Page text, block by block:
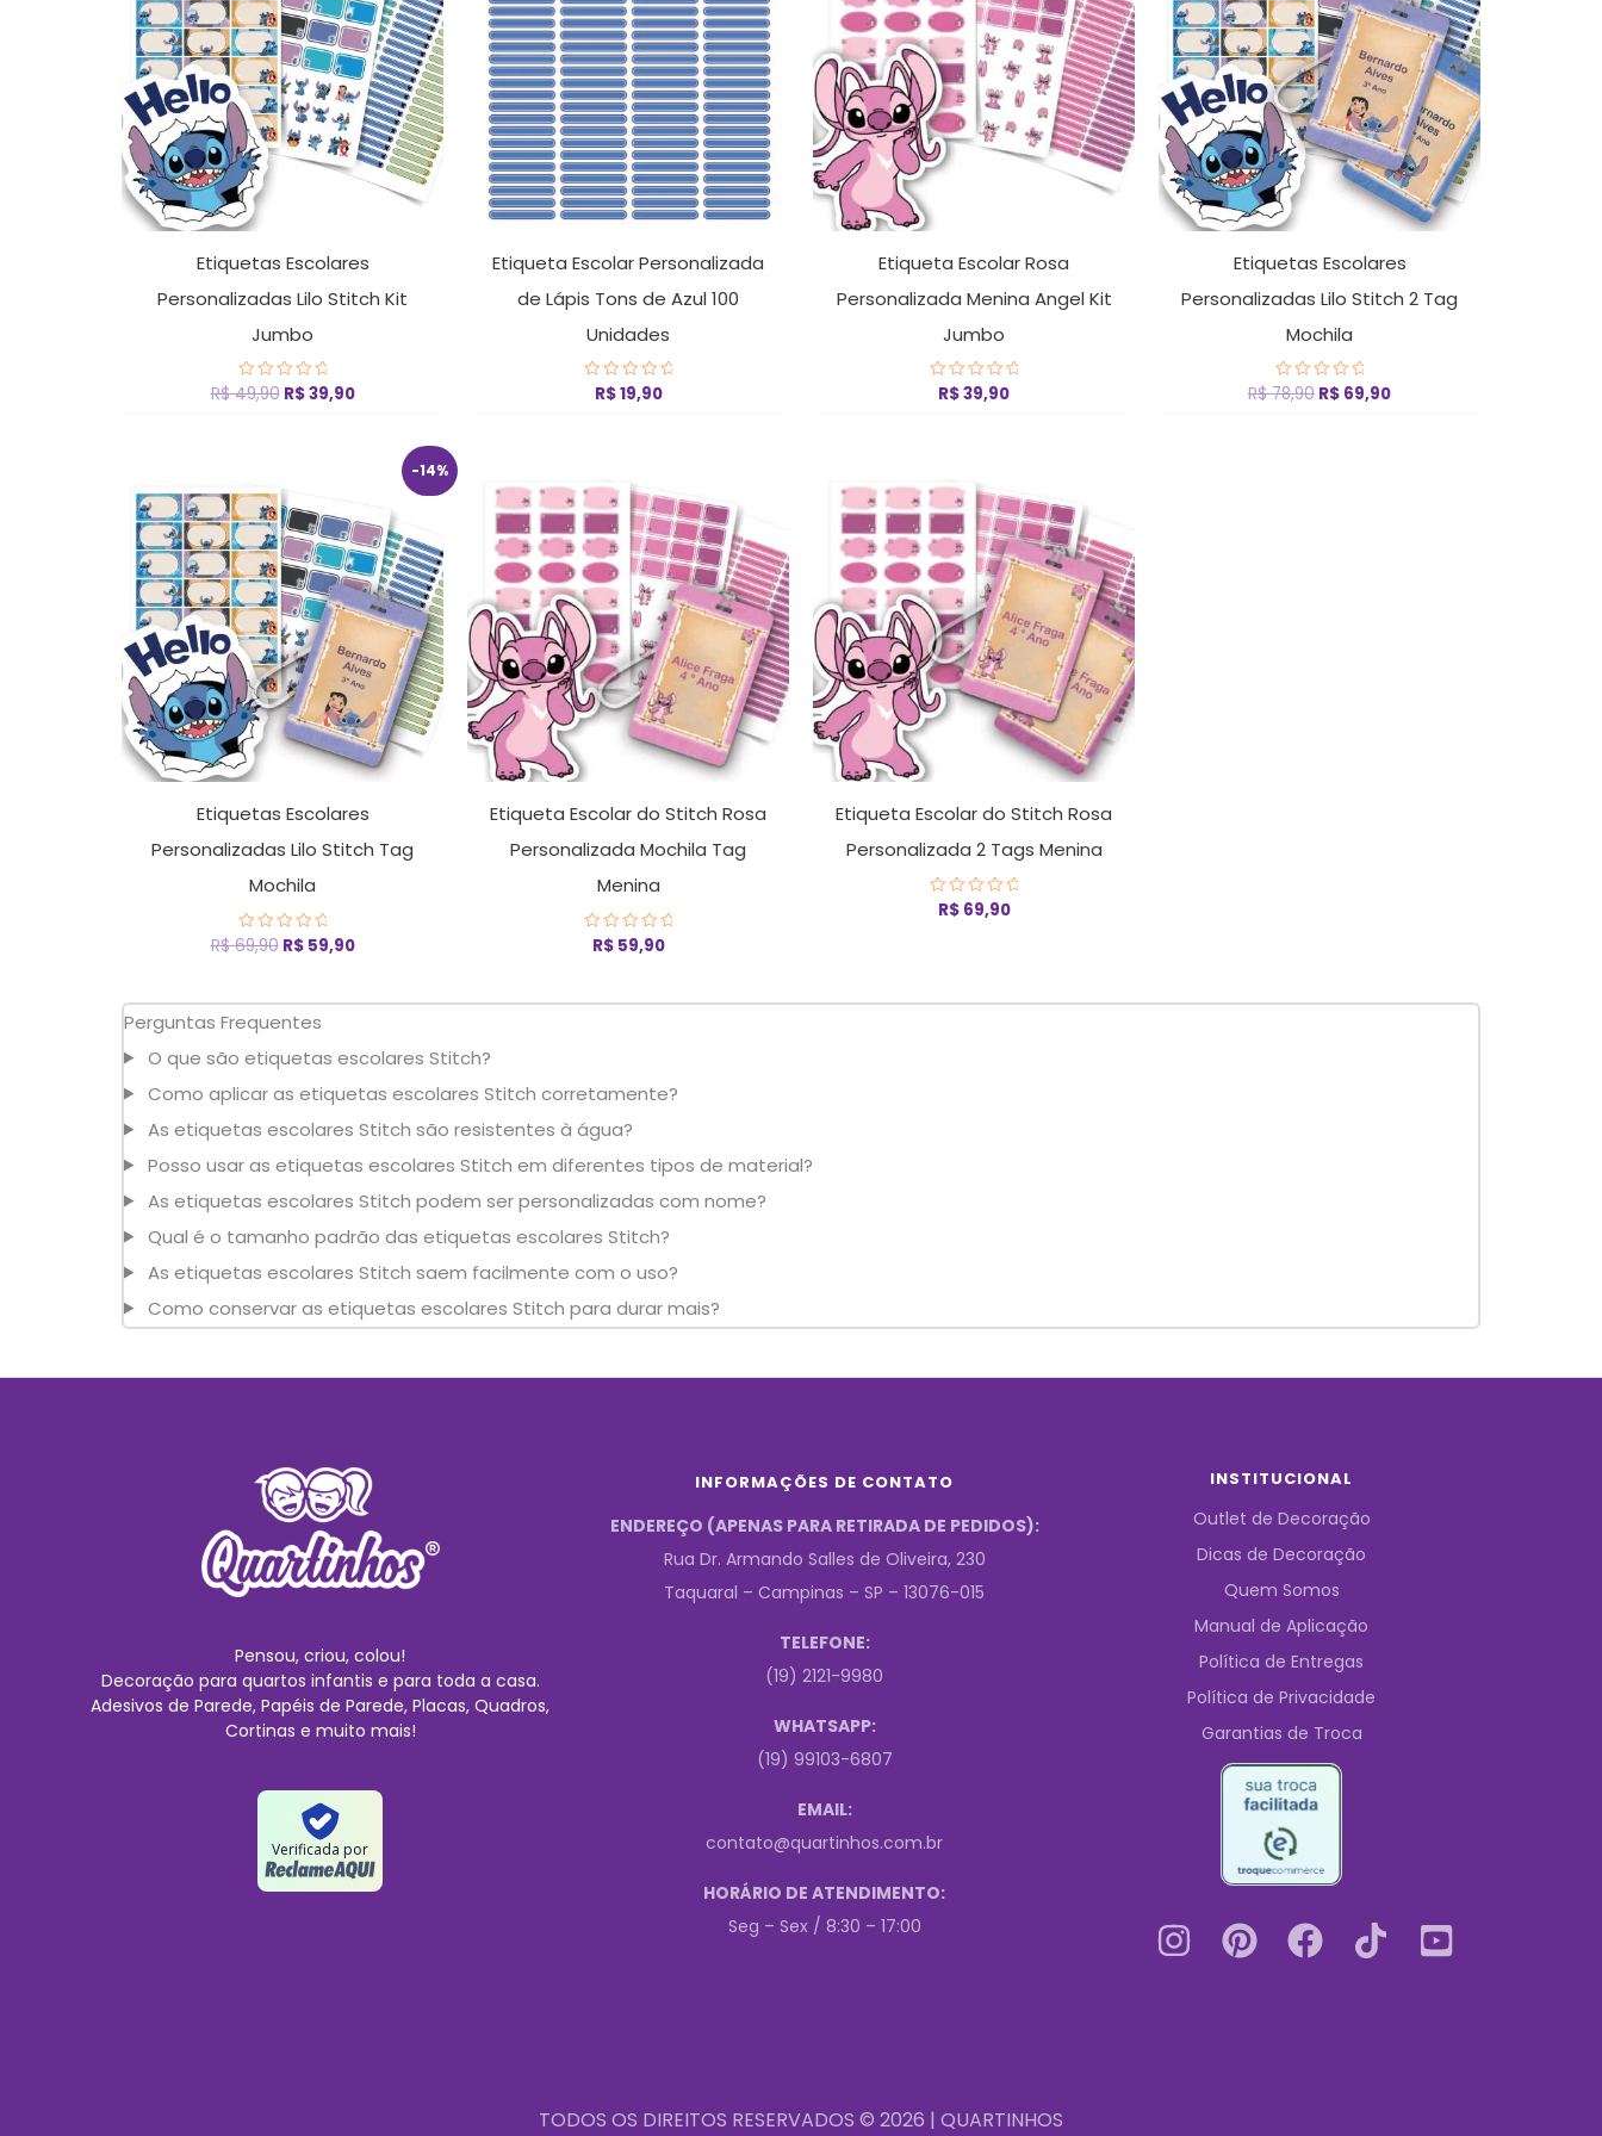
Etiquetas Escolares
Personalizadas Lilo Stitch Kit
Jumbo
Avaliação
R$49,90 R$39,90
Etiqueta Escolar Personalizada
de Lápis Tons de Azul 100
Unidades
Avaliação
R$19,90
Etiqueta Escolar Rosa
Personalizada Menina Angel Kit
Jumbo
Avaliação
R$39,90
Etiquetas Escolares
Personalizadas Lilo Stitch 2 Tag
Mochila
Avaliação
R$78,90 R$ 69,90
-14%
Etiquetas Escolares
Personalizadas Lilo Stitch Tag
Mochila
Avaliação
0
R$69,90
preço
original
era:
R$ 69,90.
R$59,90
preço
atual
é:
R$ 59,90.
Etiqueta Escolar do Stitch Rosa
Personalizada Mochila Tag
Menina
Avaliação
0R$59,90
Etiqueta Escolar do Stitch Rosa
Personalizada 2 Tags Menina
Avaliação
0R$69,90
Perguntas Frequentes
O que são etiquetas escolares Stitch?
Como aplicar as etiquetas escolares Stitch corretamente?
As etiquetas escolares Stitch são resistentes à água?
Posso usar as etiquetas escolares Stitch em diferentes tipos de material?
As etiquetas escolares Stitch podem ser personalizadas com nome?
Qual é o tamanho padrão das etiquetas escolares Stitch?
As etiquetas escolares Stitch saem facilmente com o uso?
Como conservar as etiquetas escolares Stitch para durar mais?
Pensou, criou, colou!
Decoração para quartos infantis e para toda a casa.
Adesivos de Parede, Papéis de Parede, Placas, Quadros,
Cortinas e muito mais!
Verificada por
INFORMAÇÕES DE CONTATO
ENDEREÇO (APENAS PARA RETIRADA DE PEDIDOS):
Rua Dr. Armando Salles de Oliveira, 230
Taquaral – Campinas – SP – 13076-015
TELEFONE:
(19) 2121-9980
WHATSAPP:
(19) 99103-6807
EMAIL:
contato@quartinhos.com.br
HORÁRIO DE ATENDIMENTO:
Seg – Sex / 8:30 – 17:00
INSTITUCIONAL
Outlet de Decoração
Dicas de Decoração
Quem Somos
Manual de Aplicação
Política de Entregas
Política de Privacidade
Garantias de Troca
TODOS OS DIREITOS RESERVADOS © 2026 | QUARTINHOS